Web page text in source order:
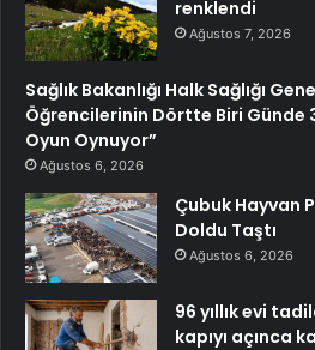
renklendi
Ağustos 7, 2026
Sağlık Bakanlığı Halk Sağlığı
Öğrencilerinin Dörtte Biri Günde
Oyun Oynuyor”
Ağustos 6, 2026
Çubuk Hayvan
Doldu Taştı
Ağustos 6, 2026
96 yıllık evi
kapıyı açınca